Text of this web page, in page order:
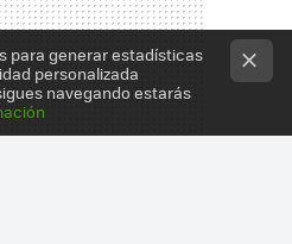
para generar estadísticas
personalizada
navegando estarás